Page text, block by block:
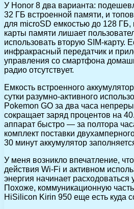
У Honor 8 два варианта:
32 ГБ встроенной памяти, и
для microSD емкостью до 128 ГБ,
карты памяти лишает
использовать вторую SIM-карту.
инфракрасный передатчик и
управления со смартфона
радио отсутствует.
Емкость встроенного
сутки разумно-активного
Pokemon GO за два часа
сокращает заряд процентов на
аппарат быстро — за полтора
комплект поставки
30 минут аккумулятор
У меня возникло впечатление,
действия Wi-Fi и активном
энергия начинает
Похоже, коммуникационную
HiSilicon Kirin 950 еще есть куда